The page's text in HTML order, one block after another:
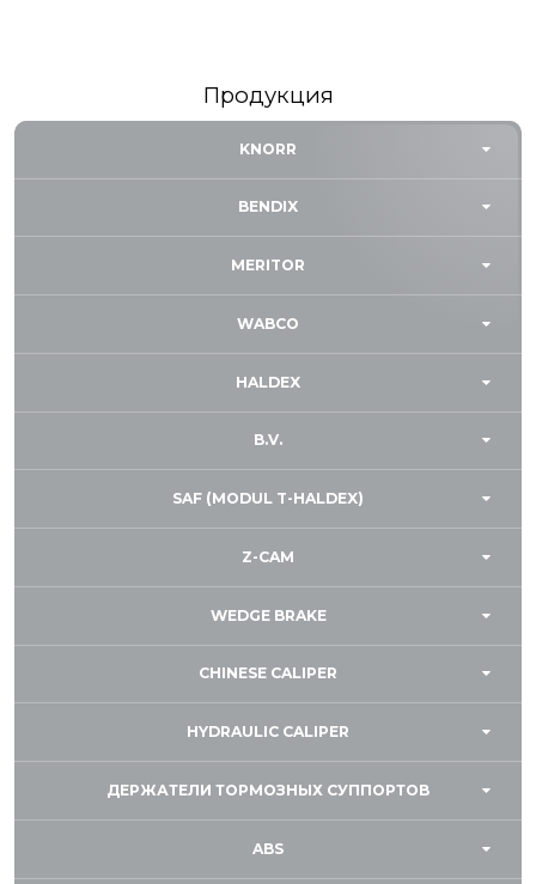
Продукция
KNORR
BENDIX
MERITOR
WABCO
HALDEX
B.V.
SAF (MODUL T-HALDEX)
Z-CAM
WEDGE BRAKE
CHINESE CALIPER
HYDRAULIC CALIPER
ДЕРЖАТЕЛИ ТОРМОЗНЫХ СУППОРТОВ
ABS